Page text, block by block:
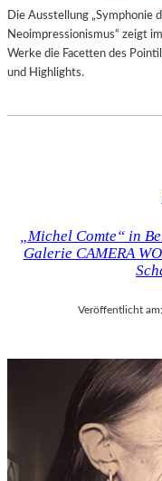
Die Ausstellung „Symphonie
Neoimpressionismus“ zeigt
Werke die Facetten des
und Highlights.
„Michel Comte“ in
Galerie CAMERA
Veröffentlicht am: